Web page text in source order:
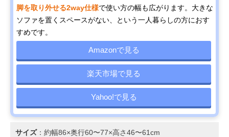
脚を取り外せる2way仕様で使い方の幅も広がります。大きな
ソファを置くスペースがない、という一人暮らしの方におす
すめです。
Amazonで見る
楽天市場で見る
Yahoo!で見る
サイズ：約幅86×奥行60〜77×高さ46〜61cm